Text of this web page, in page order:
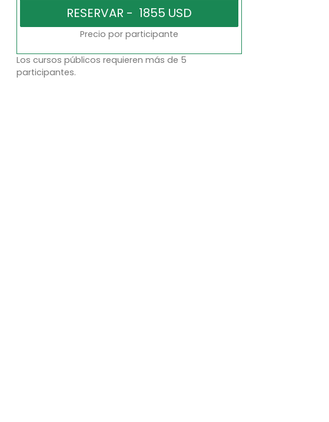
Precio por participante
Los cursos públicos requieren más de 5
participantes.